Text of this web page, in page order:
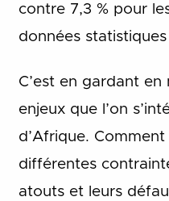
contre 7,3 % pour
données statistiques
C’est en gardant
enjeux que l’on
d’Afrique.
différentes
atouts et leurs